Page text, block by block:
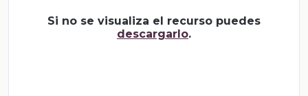
Si no se visualiza el recurso puedes
descargarlo.